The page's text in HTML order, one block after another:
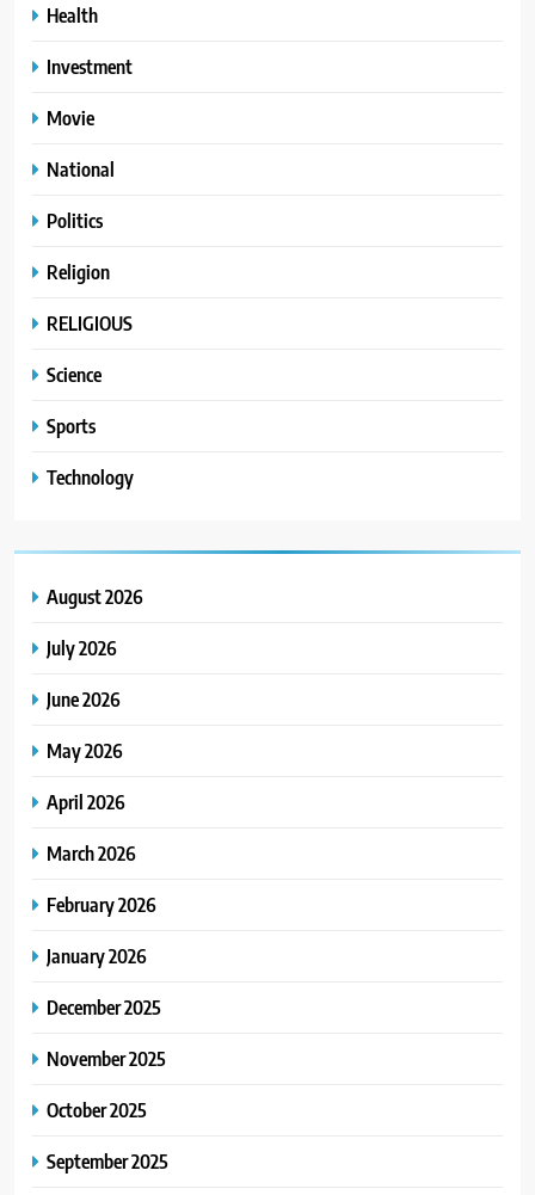
Health
Investment
Movie
National
Politics
Religion
RELIGIOUS
Science
Sports
Technology
August 2026
July 2026
June 2026
May 2026
April 2026
March 2026
February 2026
January 2026
December 2025
November 2025
October 2025
September 2025